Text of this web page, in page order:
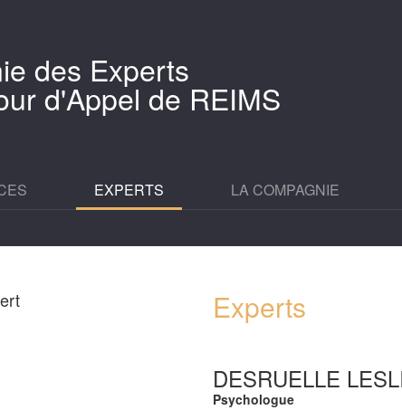
des Experts
d'Appel de REIMS
EXPERTS LA COMPAGNIE
Experts
DESRUELLE
Psychologue